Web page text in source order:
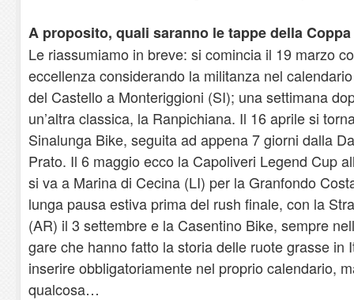
A proposito, quali saranno le tappe della Coppa
Le riassumiamo in breve: si comincia il 19 marzo
eccellenza considerando la militanza nel
del Castello a Monteriggioni (SI); una settimana
un’altra classica, la Ranpichiana. Il 16 aprile si
Sinalunga Bike, seguita ad appena 7 giorni dalla
Prato. Il 6 maggio ecco la Capoliveri Legend Cup
si va a Marina di Cecina (LI) per la Granfondo
lunga pausa estiva prima del rush finale, con la
(AR) il 3 settembre e la Casentino Bike, sempre
gare che hanno fatto la storia delle ruote grasse in
inserire obbligatoriamente nel proprio calendario,
qualcosa…